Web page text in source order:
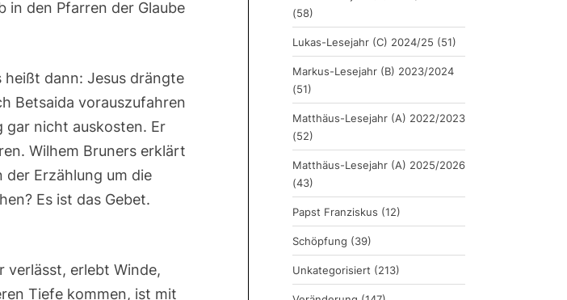
in den Pfarren der Glaube
heißt dann: Jesus drängte
Betsaida vorauszufahren
gar nicht auskosten. Er
Wilhem Bruners erklärt
der Erzählung um die
Es ist das Gebet.
verlässt, erlebt Winde,
Tiefe kommen, ist mit
(58)
Lukas-Lesejahr (C) 2024/25 (51)
Markus-Lesejahr (B) 2023/2024
(51)
Matthäus-Lesejahr (A) 2022/2023
(52)
Matthäus-Lesejahr (A) 2025/2026
(43)
Papst Franziskus (12)
Schöpfung (39)
Unkategorisiert (213)